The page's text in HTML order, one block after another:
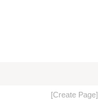
[Create Page]